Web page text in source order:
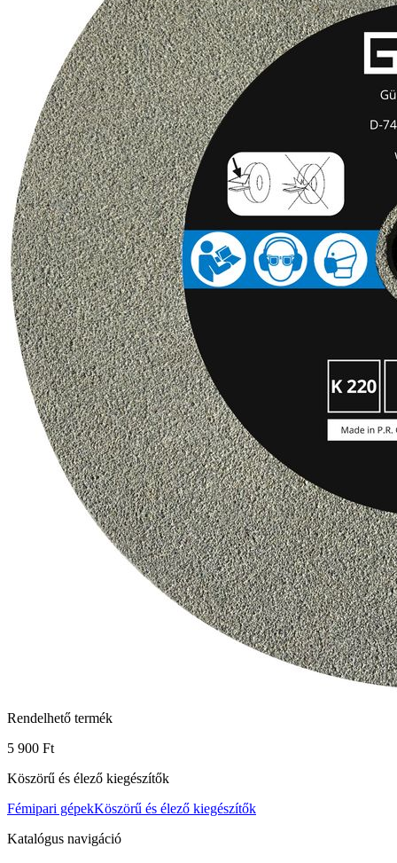
Rendelhető termék
5 900 Ft
Köszörű és élező kiegészítők
Fémipari gépekKöszörű és élező kiegészítők
Katalógus navigáció